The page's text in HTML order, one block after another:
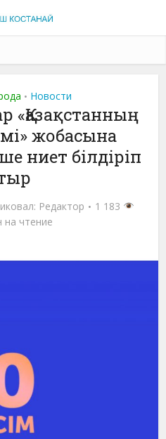
• Новости
«Қазақстанның
жобасына
ниет білдіріп
Редактор
1 183
на чтение